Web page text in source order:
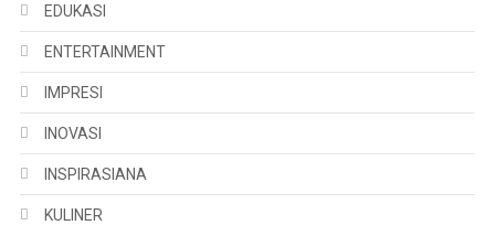
EDUKASI
ENTERTAINMENT
IMPRESI
INOVASI
INSPIRASIANA
KULINER